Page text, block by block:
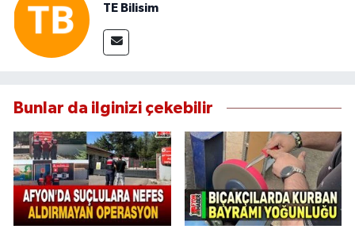
TE Bilisim
Bunlar da ilginizi çekebilir